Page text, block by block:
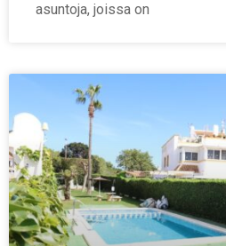
asuntoja, joissa on